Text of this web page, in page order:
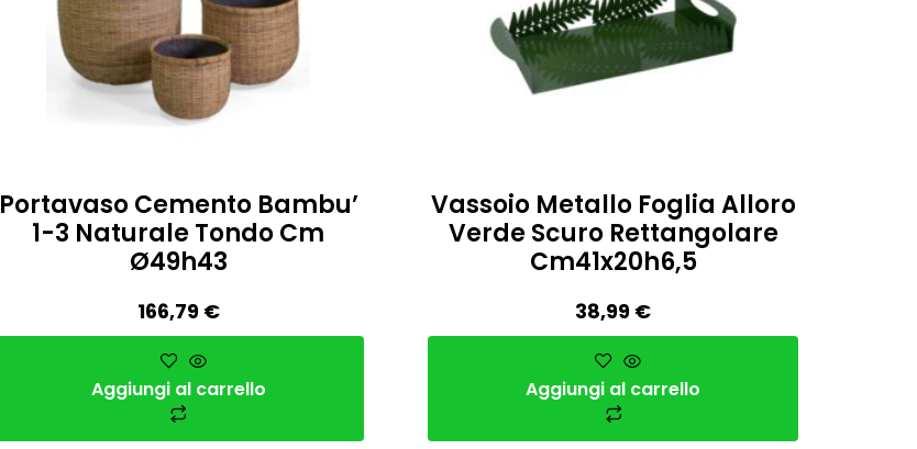
Portavaso Cemento Bambu’
1-3 Naturale Tondo Cm
Ø49h43
166,79 €
Aggiungi al carrello
Vassoio Metallo Foglia Alloro
Verde Scuro Rettangolare
Cm41x20h6,5
38,99 €
Aggiungi al carrello